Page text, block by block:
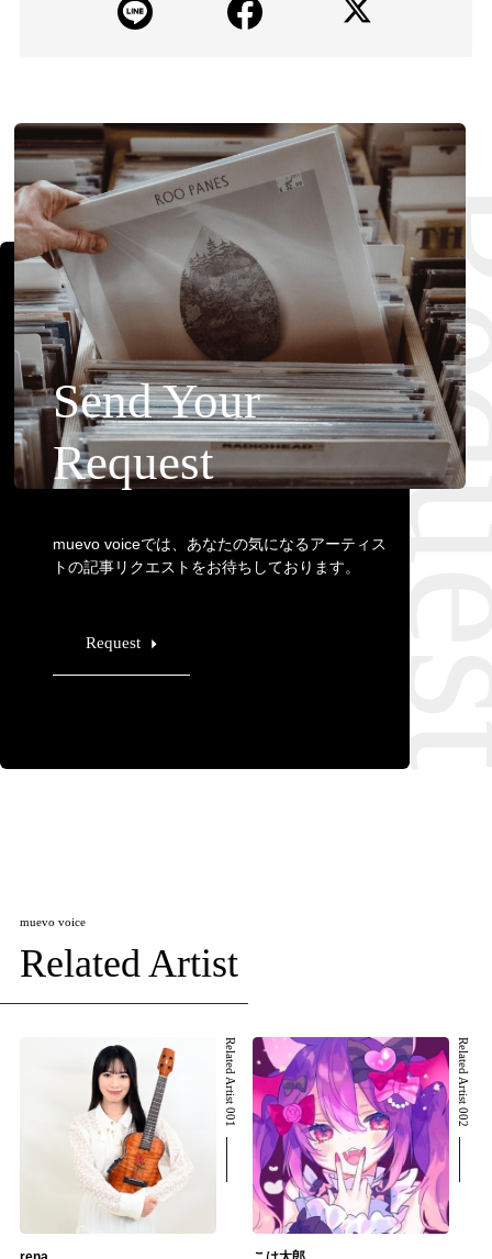
Send Your
Request
muevo voiceでは、あなたの気になるアーティス
トの記事リクエストをお待ちしております。
Request
muevo voice
Related Artist
Related Artist 001 Related Artist 002